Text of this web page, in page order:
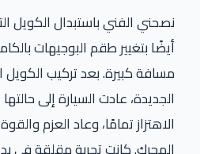
نصحني الفني باستبدال الكويل
أيضًا بتغيير طقم البوجيهات
مسافة كبيرة. بعد تركيب الكويل
الجديدة، عادت السيارة إلى
الاهتزاز تمامًا، وعاد العزم